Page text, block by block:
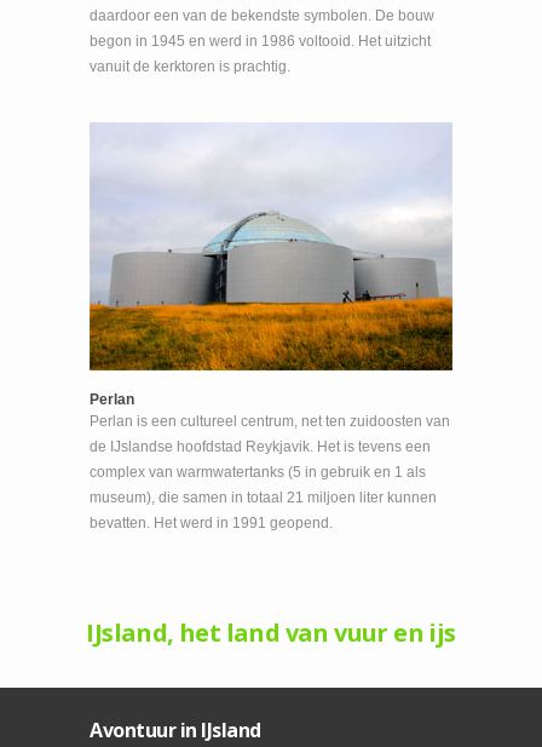
daardoor een van de bekendste symbolen. De bouw
begon in 1945 en werd in 1986 voltooid. Het uitzicht
vanuit de kerktoren is prachtig.
Perlan
Perlan is een cultureel centrum, net ten zuidoosten van
de IJslandse hoofdstad Reykjavik. Het is tevens een
complex van warmwatertanks (5 in gebruik en 1 als
museum), die samen in totaal 21 miljoen liter kunnen
bevatten. Het werd in 1991 geopend.
IJsland, het land van vuur en ijs
Avontuur in IJsland